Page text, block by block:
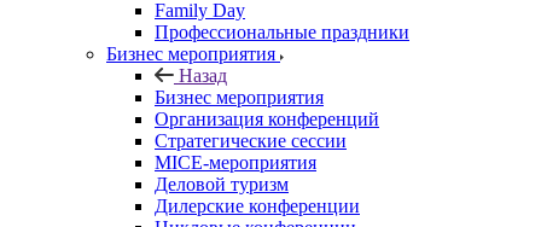
Family Day
Профессиональные праздники
Бизнес мероприятия
Назад
Бизнес мероприятия
Организация конференций
Стратегические сессии
MICE-мероприятия
Деловой туризм
Дилерские конференции